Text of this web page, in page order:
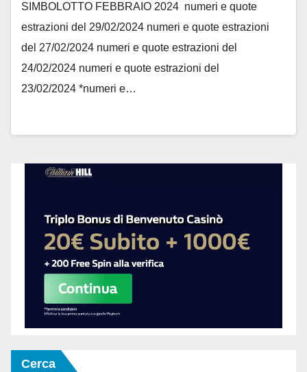
SIMBOLOTTO FEBBRAIO 2024 numeri e quote
estrazioni del 29/02/2024 numeri e quote estrazioni
del 27/02/2024 numeri e quote estrazioni del
24/02/2024 numeri e quote estrazioni del
23/02/2024 *numeri e…
Cerca